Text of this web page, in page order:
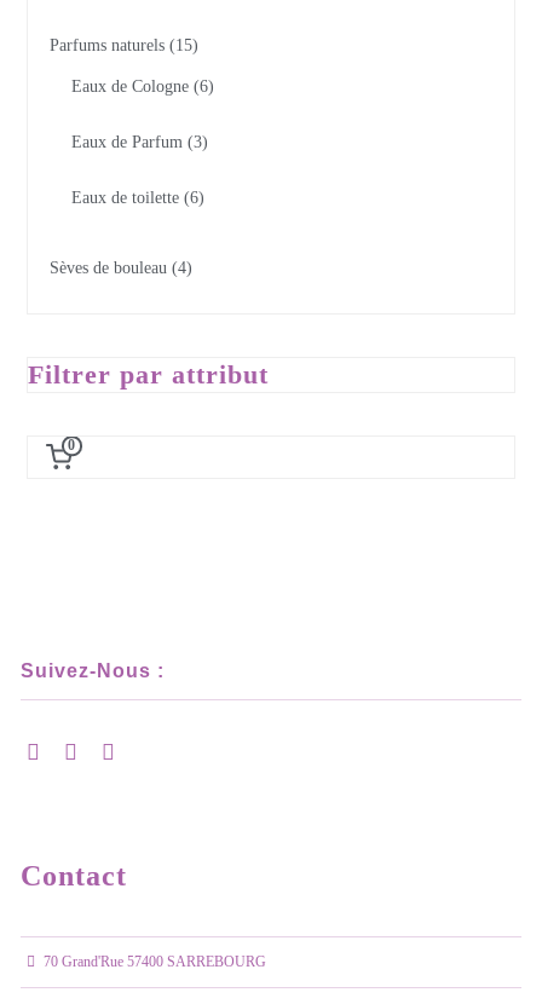
Parfums naturels 15
Eaux de Cologne 6
Eaux de Parfum 3
Eaux de toilette 6
Sèves de bouleau 4
Filtrer par attribut
0
Suivez-Nous :
Contact
70 Grand'Rue 57400 SARREBOURG